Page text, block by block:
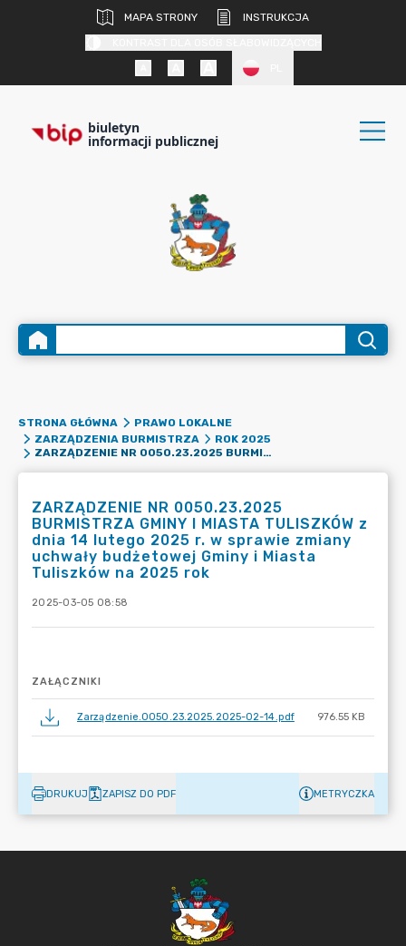
MAPA STRONY
INSTRUKCJA
biuletyn
informacji publicznej
STRONA GŁÓWNA
PRAWO LOKALNE
ZARZĄDZENIA BURMISTRZA
ROK 2025
ZARZĄDZENIE NR 0050.23.2025 BURMISTRZA GMINY I MIASTA TULISZKÓW Z DNIA 14 LUTEGO 2025 R. W SPRAWIE ZMIANY UCHWAŁY BUDŻETOWEJ GMINY I MIASTA TULISZKÓW NA 2025 ROK
ZARZĄDZENIE NR 0050.23.2025
BURMISTRZA GMINY I MIASTA TULISZKÓW z
dnia 14 lutego 2025 r. w sprawie zmiany
uchwały budżetowej Gminy i Miasta
Tuliszków na 2025 rok
2025-03-05 08:58
ZAŁĄCZNIKI
Zarządzenie.0050.23.2025.2025-02-14.pdf 976.55 KB
DRUKUJ ZAPISZ DO PDF METRYCZKA